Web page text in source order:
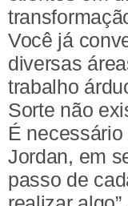
Você já
diversas
trabalho
Sorte não
É
Jordan, em
passo de